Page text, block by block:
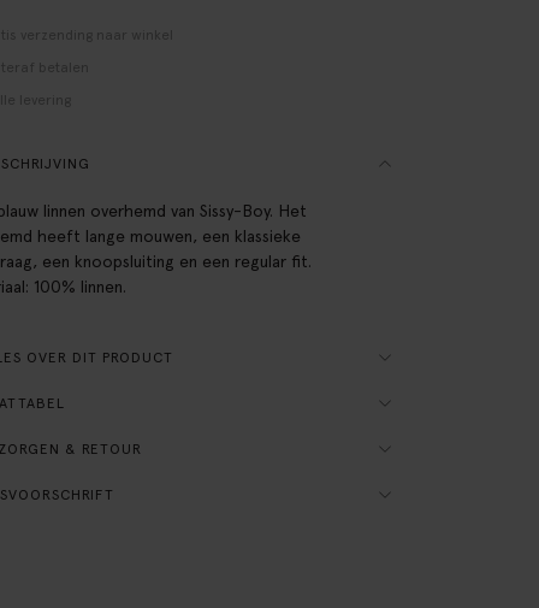
verzending naar winkel
betalen
levering
linnen overhemd van Sissy-Boy. Het
heeft lange mouwen, een klassieke
een knoopsluiting en een regular fit.
100% linnen.
OVER DIT PRODUCT
& RETOUR